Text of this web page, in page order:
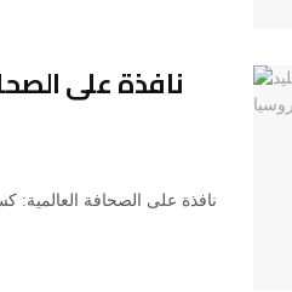
نافذة على
نافذة على الصحافة العالمية: